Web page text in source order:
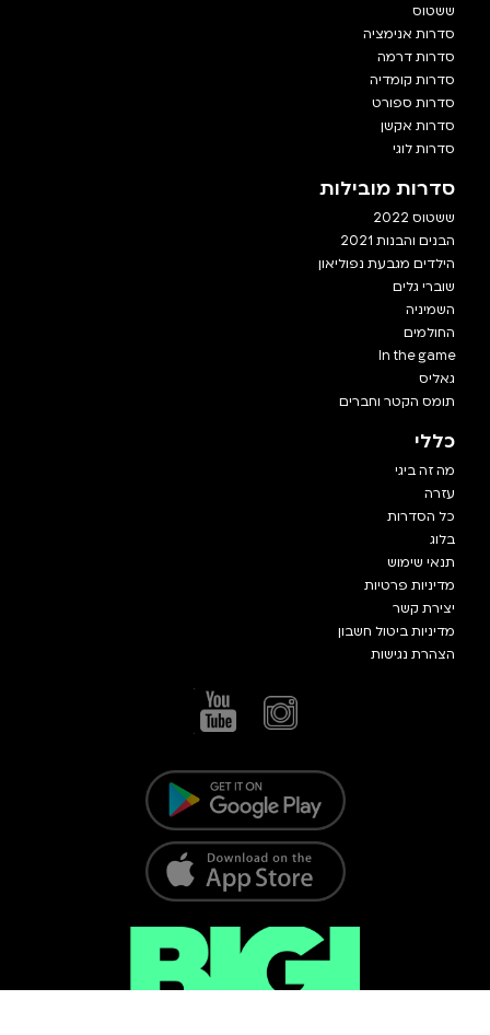
ששטוס
סדרות אנימציה
סדרות דרמה
סדרות קומדיה
סדרות ספורט
סדרות אקשן
סדרות לוגי
סדרות מובילות
ששטוס 2022
הבנים והבנות 2021
הילדים מגבעת נפוליאון
שוברי גלים
השמיניה
החולמים
In the game
גאליס
תומס הקטר וחברים
כללי
מה זה ביגי
עזרה
כל הסדרות
בלוג
תנאי שימוש
מדיניות פרטיות
יצירת קשר
מדיניות ביטול חשבון
הצהרת נגישות